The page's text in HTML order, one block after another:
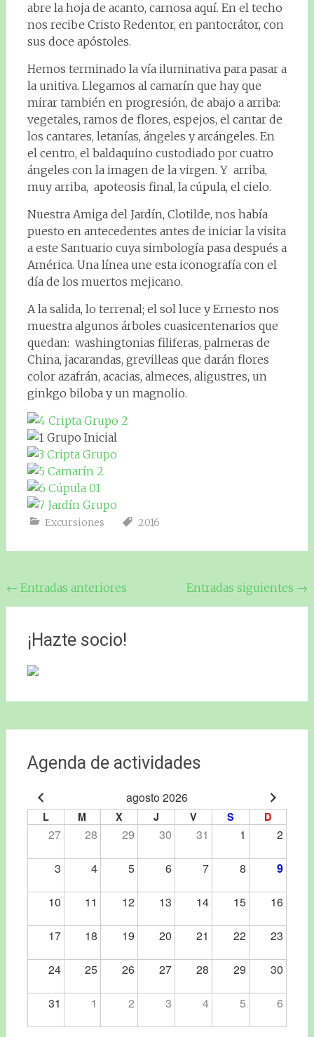
abre la hoja de acanto, carnosa aquí. En el techo
nos recibe Cristo Redentor, en pantocrátor, con
sus doce apóstoles.
Hemos terminado la vía iluminativa para pasar a
la unitiva. Llegamos al camarín que hay que
mirar también en progresión, de abajo a arriba:
vegetales, ramos de flores, espejos, el cantar de
los cantares, letanías, ángeles y arcángeles. En
el centro, el baldaquino custodiado por cuatro
ángeles con la imagen de la virgen. Y arriba,
muy arriba, apoteosis final, la cúpula, el cielo.
Nuestra Amiga del Jardín, Clotilde, nos había
puesto en antecedentes antes de iniciar la visita
a este Santuario cuya simbología pasa después a
América. Una línea une esta iconografía con el
día de los muertos mejicano.
A la salida, lo terrenal; el sol luce y Ernesto nos
muestra algunos árboles cuasicentenarios que
quedan: washingtonias filiferas, palmeras de
China, jacarandas, grevilleas que darán flores
color azafrán, acacias, almeces, aligustres, un
ginkgo biloba y un magnolio.
Excursiones 2016
Navegación
de
entradas
← Entradas anteriores Entradas siguientes →
¡Hazte socio!
Agenda de actividades
agosto 2026
L M X J V S D
27 28 29 30 31 1 2
3 4 5 6 7 8 9
10 11 12 13 14 15 16
17 18 19 20 21 22 23
24 25 26 27 28 29 30
31 1 2 3 4 5 6